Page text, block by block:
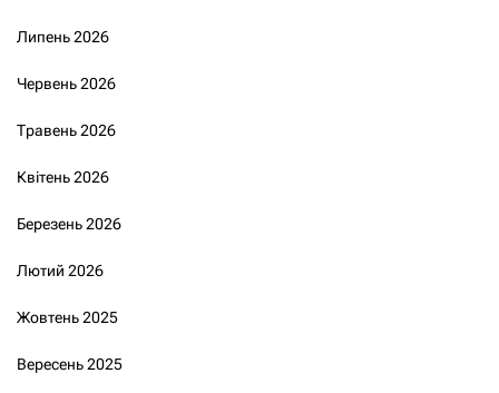
Липень 2026
Червень 2026
Травень 2026
Квітень 2026
Березень 2026
Лютий 2026
Жовтень 2025
Вересень 2025